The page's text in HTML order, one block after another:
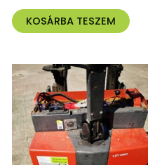
KOSÁRBA TESZEM